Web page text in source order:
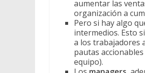
aumentar las
organización a
Pero si hay algo
intermedios. Esto
a los trabajadores
pautas
equipo).